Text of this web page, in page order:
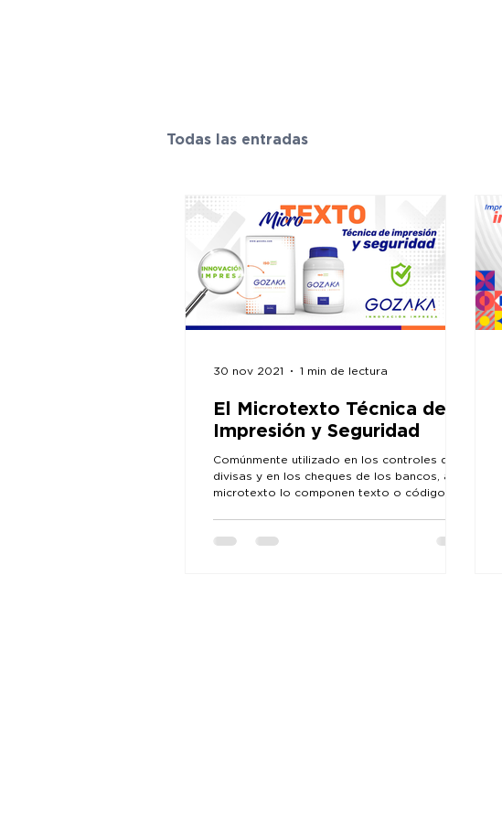
Todas las entradas
El Microtexto Técnica de
Impresión y Seguridad
Comúnmente utilizado en los controles de
divisas y en los cheques de los bancos, al
microtexto lo componen texto o códigos
30 nov 2021 1 min de lectura